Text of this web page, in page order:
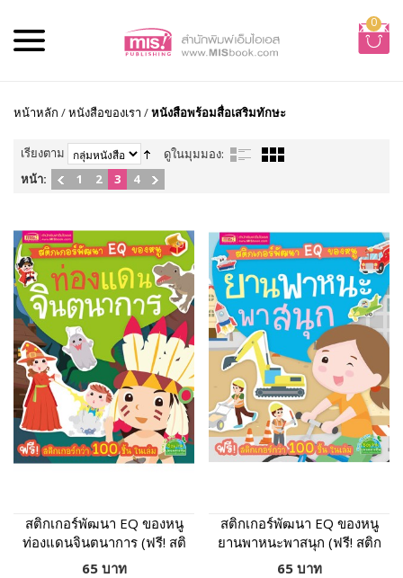
0
หน้าหลัก /หนังสือของเรา /หนังสือพร้อมสื่อเสริมทักษะ
เรียงตาม
ดูในมุมมอง:
หน้า:
1 2 3 4
สติกเกอร์พัฒนา EQ ของหนู
ท่องแดนจินตนาการ (ฟรี! สติ
กเกอร์กว่า 100 ชิ้น ในเล่ม)
65 บาท
สติกเกอร์พัฒนา EQ ของหนู
ยานพาหนะพาสนุก (ฟรี! สติก
เกอร์กว่า 100 ชิ้น ในเล่ม)
65 บาท